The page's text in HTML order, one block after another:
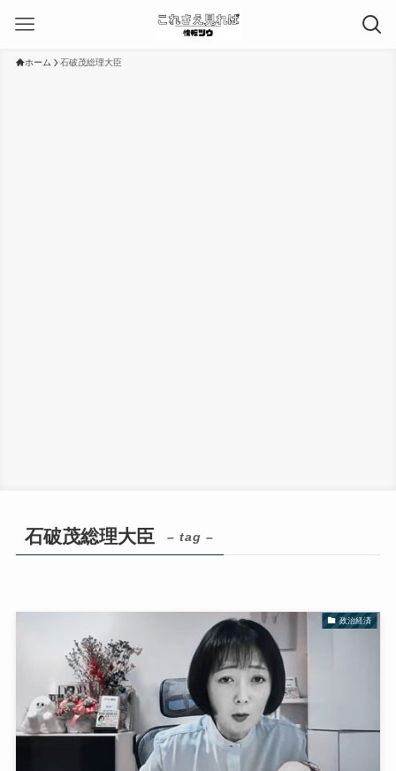
ホーム 石破茂総理大臣
石破茂総理大臣 – tag –
政治経済